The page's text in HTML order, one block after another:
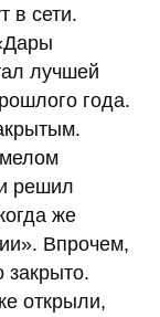
в сети.
лучшей
года.
решил
же
Впрочем,
закрыто.
открыли,